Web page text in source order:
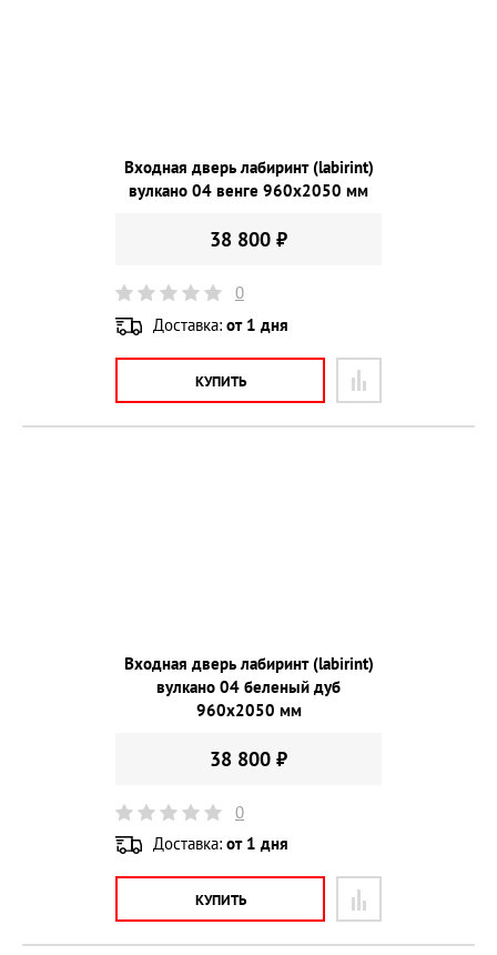
Входная дверь лабиринт (labirint)
вулкано 04 венге 960х2050 мм
38 800 ₽
0
Доставка: от 1 дня
КУПИТЬ
Входная дверь лабиринт (labirint)
вулкано 04 беленый дуб
960х2050 мм
38 800 ₽
0
Доставка: от 1 дня
КУПИТЬ